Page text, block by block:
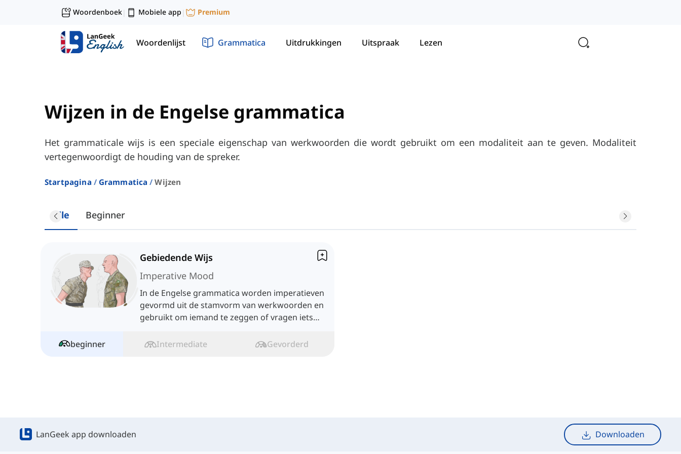
Woordenboek| Mobiele app | Premium
Woordenlijst Grammatica Uitdrukkingen Uitspraak Lezen
Wijzen in de Engelse grammatica
Het grammaticale wijs is een speciale eigenschap van werkwoorden die wordt gebruikt om een modaliteit aan te geven. Modaliteit
vertegenwoordigt de houding van de spreker.
Startpagina Grammatica Wijzen
Alle Beginner
Gebiedende Wijs
Imperative Mood
In de Engelse grammatica worden imperatieven
gevormd uit de stamvorm van werkwoorden en
gebruikt om iemand te zeggen of vragen iets
beginner
Intermediate Gevorderd
LanGeek app downloaden Downloaden